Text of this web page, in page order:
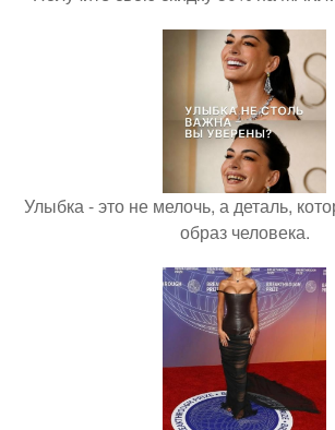
Улыбка - это не мелочь, а деталь,
образ человека.